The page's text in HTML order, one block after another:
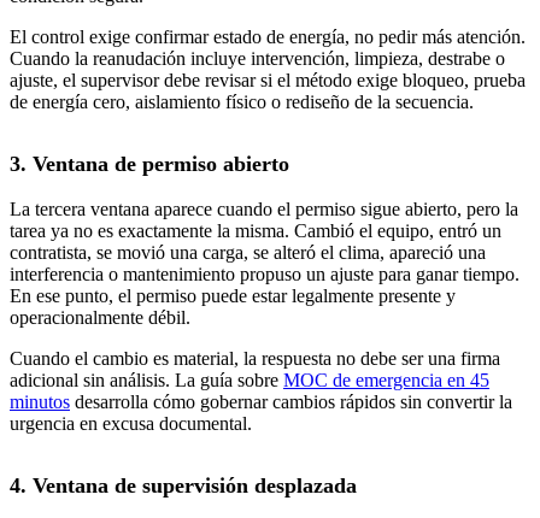
El control exige confirmar estado de energía, no pedir más atención.
Cuando la reanudación incluye intervención, limpieza, destrabe o
ajuste, el supervisor debe revisar si el método exige bloqueo, prueba
de energía cero, aislamiento físico o rediseño de la secuencia.
3. Ventana de permiso abierto
La tercera ventana aparece cuando el permiso sigue abierto, pero la
tarea ya no es exactamente la misma. Cambió el equipo, entró un
contratista, se movió una carga, se alteró el clima, apareció una
interferencia o mantenimiento propuso un ajuste para ganar tiempo.
En ese punto, el permiso puede estar legalmente presente y
operacionalmente débil.
Cuando el cambio es material, la respuesta no debe ser una firma
adicional sin análisis. La guía sobre MOC de emergencia en 45
minutos desarrolla cómo gobernar cambios rápidos sin convertir la
urgencia en excusa documental.
4. Ventana de supervisión desplazada